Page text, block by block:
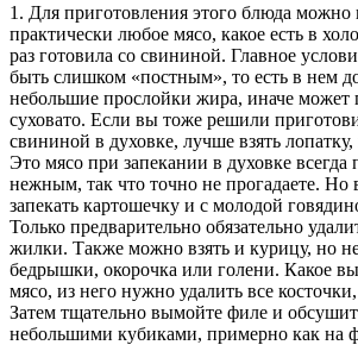
1. Для приготовления этого блюда можно
практически любое мясо, какое есть в
раз готовила со свининой. Главное
быть слишком «постным», то есть в нем
небольшие прослойки жира, иначе может
суховато. Если вы тоже решили
свининой в духовке, лучше взять
Это мясо при запекании в духовке всегда
нежным, так что точно не прогадаете.
запекать картошечку и с молодой
Только предварительно обязательно
жилки. Также можно взять и курицу, но
бедрышки, окорочка или голени. Какое
мясо, из него нужно удалить все
Затем тщательно вымойте филе и
небольшими кубиками, примерно как на